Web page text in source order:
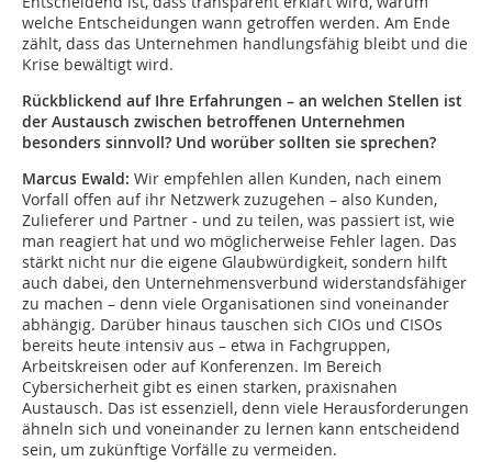
welche Entscheidungen wann getroffen werden. Am Ende
zählt, dass das Unternehmen handlungsfähig bleibt und die
Krise bewältigt wird.
Rückblickend auf Ihre Erfahrungen – an welchen Stellen ist
der Austausch zwischen betroffenen Unternehmen
besonders sinnvoll? Und worüber sollten sie sprechen?
Marcus Ewald: Wir empfehlen allen Kunden, nach einem
Vorfall offen auf ihr Netzwerk zuzugehen – also Kunden,
Zulieferer und Partner - und zu teilen, was passiert ist, wie
man reagiert hat und wo möglicherweise Fehler lagen. Das
stärkt nicht nur die eigene Glaubwürdigkeit, sondern hilft
auch dabei, den Unternehmensverbund widerstandsfähiger
zu machen – denn viele Organisationen sind voneinander
abhängig. Darüber hinaus tauschen sich CIOs und CISOs
bereits heute intensiv aus – etwa in Fachgruppen,
Arbeitskreisen oder auf Konferenzen. Im Bereich
Cybersicherheit gibt es einen starken, praxisnahen
Austausch. Das ist essenziell, denn viele Herausforderungen
ähneln sich und voneinander zu lernen kann entscheidend
sein, um zukünftige Vorfälle zu vermeiden.